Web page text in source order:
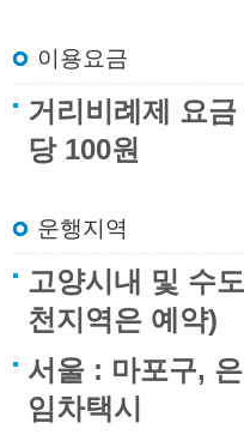
이용요금
거리비례제 요
당 100원
운행지역
고양시내 및 수
천지역은 예약)
서울 : 마포구,
임차택시